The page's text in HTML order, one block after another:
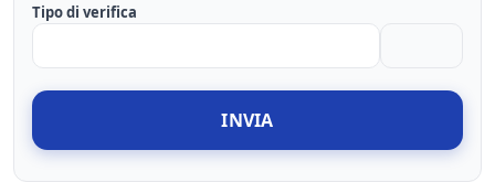
Tipo di verifica
INVIA